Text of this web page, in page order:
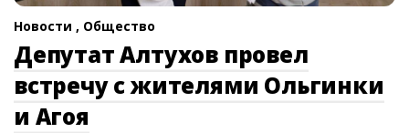
Новости , Общество
Депутат Алтухов провел
встречу с жителями Ольгинки
и Агоя